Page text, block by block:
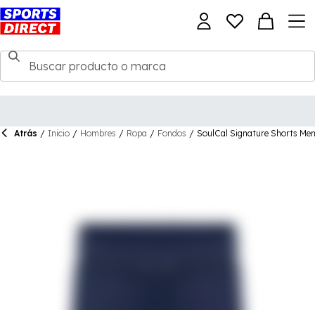
Atrás / Inicio / Hombres / Ropa / Fondos / SoulCal Signature Shorts